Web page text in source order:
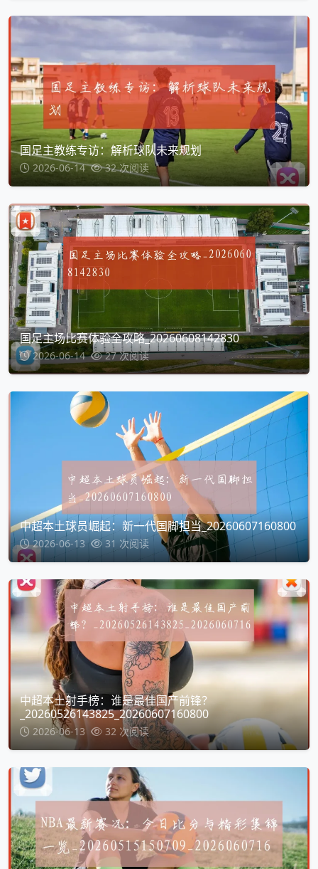
国足主教练专访：解析球队未来规划
2026-06-14 32 次阅读
国足主场比赛体验全攻略_20260608142830
2026-06-14 27 次阅读
中超本土球员崛起：新一代国脚担当_20260607160800
2026-06-13 31 次阅读
中超本土射手榜：谁是最佳国产前锋？
_20260526143825_20260607160800
2026-06-13 32 次阅读